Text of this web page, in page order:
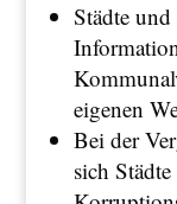
Städte
eigenen
Bei der
sich